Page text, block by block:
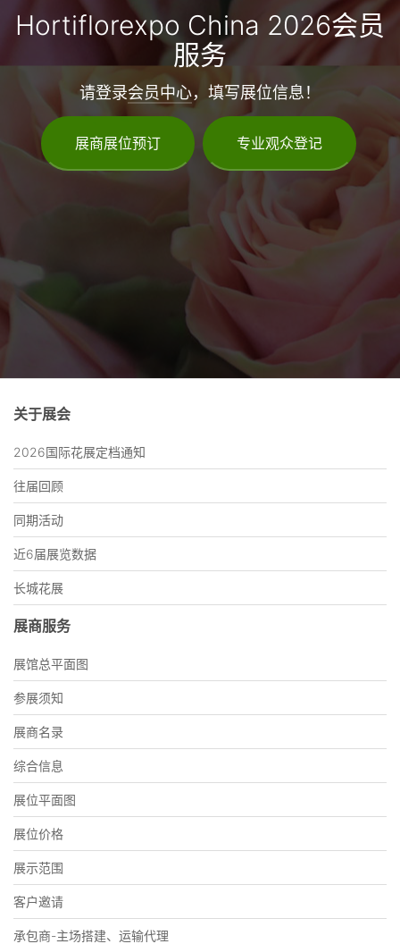
Hortiflorexpo China 2026会员
服务
请登录会员中心，填写展位信息！
展商展位预订 专业观众登记
关于展会
2026国际花展定档通知
往届回顾
同期活动
近6届展览数据
长城花展
展商服务
展馆总平面图
参展须知
展商名录
综合信息
展位平面图
展位价格
展示范围
客户邀请
承包商-主场搭建、运输代理